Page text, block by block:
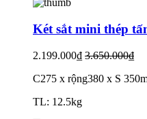
Két sắt mini thép
2.199.000₫ 3.650.000₫
C275 x rộng380 x S
TL: 12.5kg